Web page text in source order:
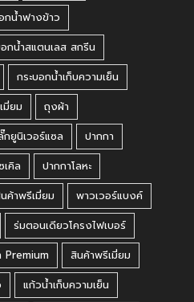
กน้ำฟางข้าว
อกน้ำสแตนเลส สกรีน
กระบอกน้ำเก็บความเย็น
มี่ยม
ถุงผ้า
กยูนิเวอร์แซล
ปากกา
เคิล
ปากกาโลหะ
ค้าพรีเมี่ยม
พาวเวอร์แบงค์
ร่มตอนเดียวโครงไฟเบอร์
Premium
สินค้าพรีเมี่ยม
แก้วน้ำเก็บความเย็น